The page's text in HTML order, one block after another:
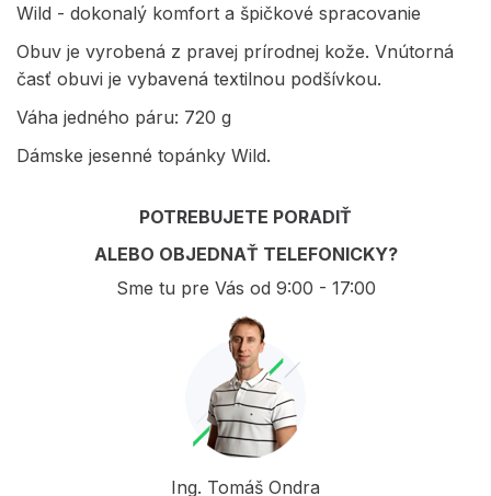
Wild - dokonalý komfort a špičkové spracovanie
Obuv je vyrobená z pravej prírodnej kože. Vnútorná
časť obuvi je vybavená textilnou podšívkou.
Váha jedného páru: 720 g
Dámske jesenné topánky Wild.
POTREBUJETE PORADIŤ
ALEBO OBJEDNAŤ TELEFONICKY?
Sme tu pre Vás od 9:00 - 17:00
Ing. Tomáš Ondra